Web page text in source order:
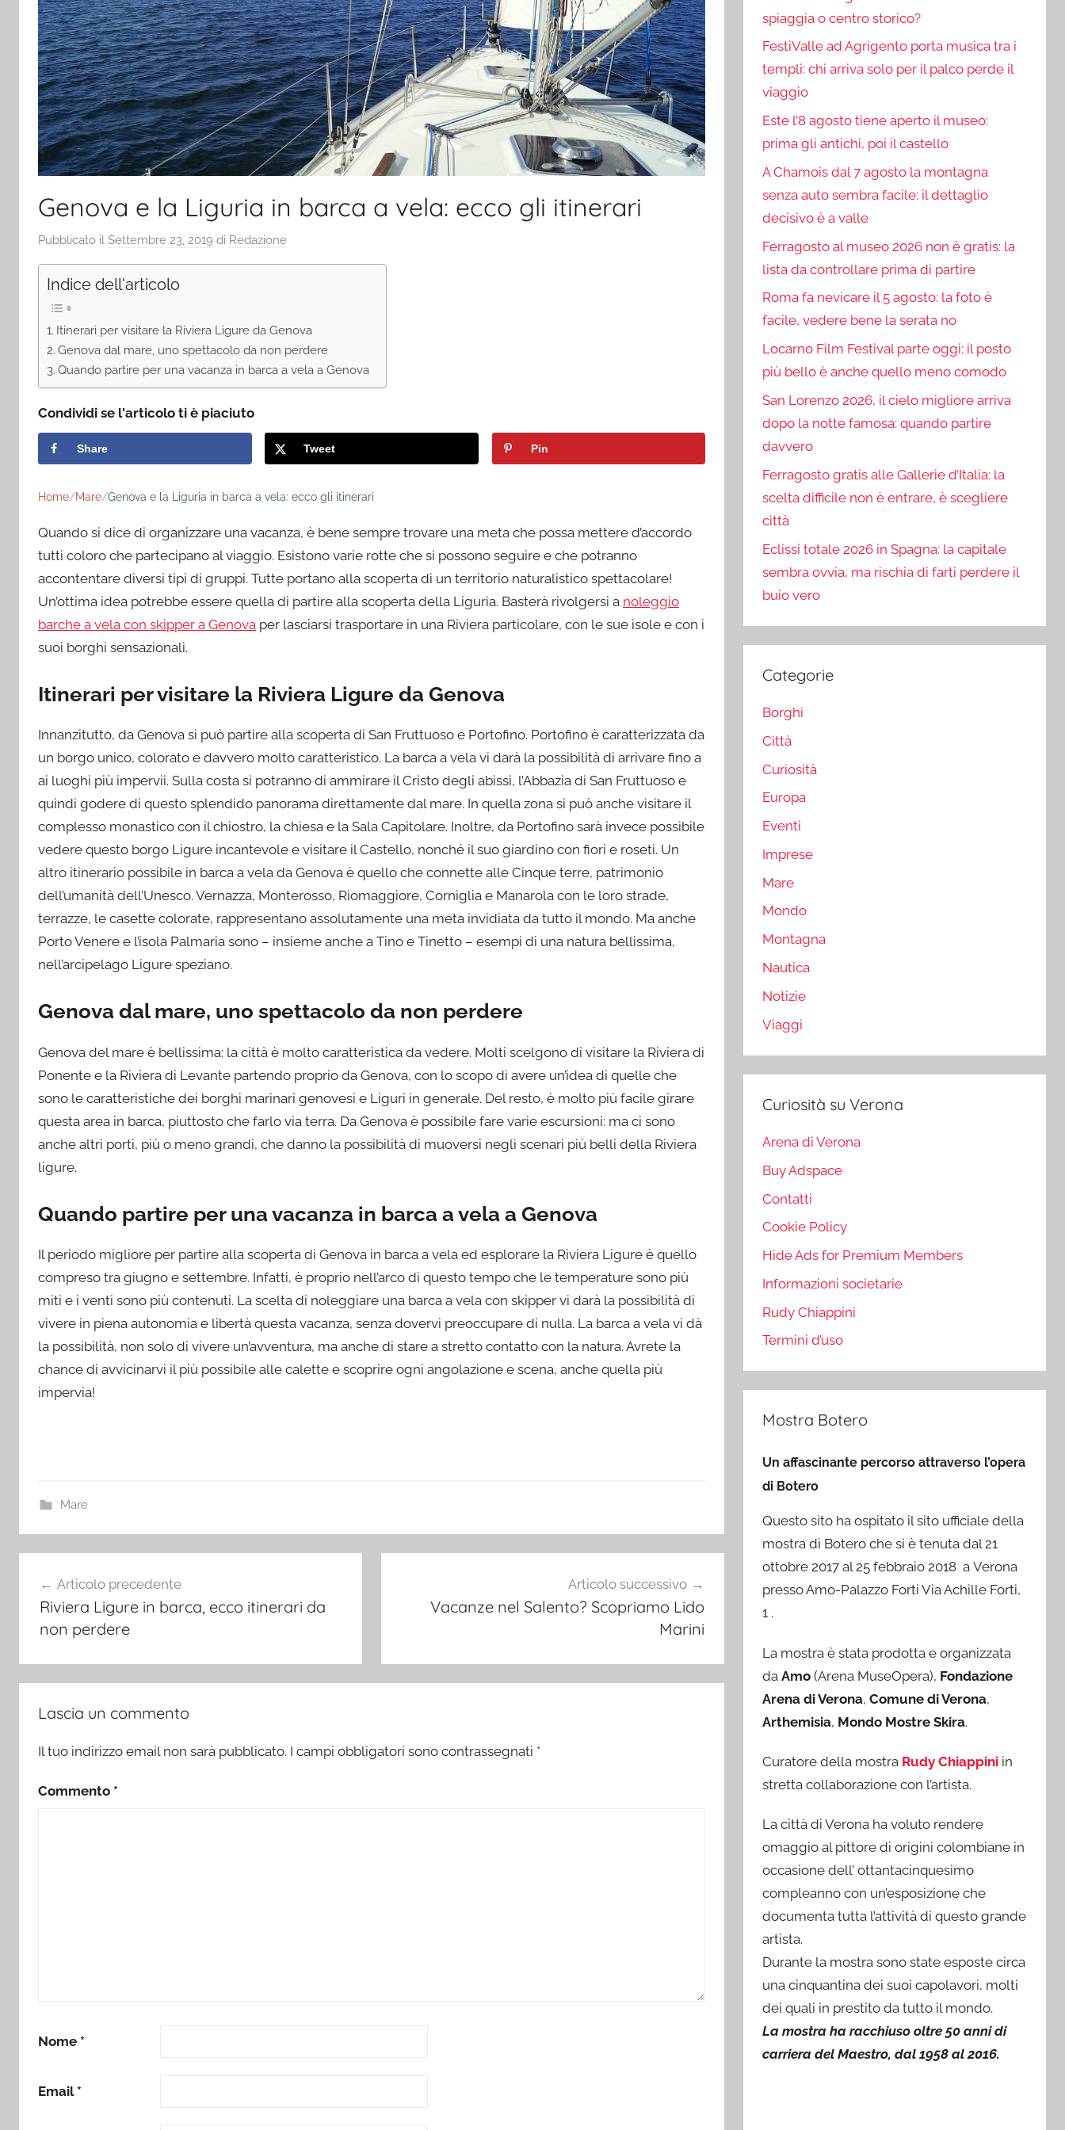
Genova e la Liguria in barca a vela: ecco gli itinerari
Pubblicato il Settembre 23, 2019 di Redazione
Indice dell'articolo
Itinerari per visitare la Riviera Ligure da Genova
Genova dal mare, uno spettacolo da non perdere
Quando partire per una vacanza in barca a vela a Genova
Condividi se l'articolo ti è piaciuto
Share Tweet Pin
Home Mare Genova e la Liguria in barca a vela: ecco gli itinerari
Quando si dice di organizzare una vacanza, è bene sempre trovare una meta che possa mettere d’accordo
tutti coloro che partecipano al viaggio. Esistono varie rotte che si possono seguire e che potranno
accontentare diversi tipi di gruppi. Tutte portano alla scoperta di un territorio naturalistico spettacolare!
Un’ottima idea potrebbe essere quella di partire alla scoperta della Liguria. Basterà rivolgersi a noleggio
barche a vela con skipper a Genova per lasciarsi trasportare in una Riviera particolare, con le sue isole e con i
suoi borghi sensazionali.
Itinerari per visitare la Riviera Ligure da Genova
Innanzitutto, da Genova si può partire alla scoperta di San Fruttuoso e Portofino. Portofino è caratterizzata da
un borgo unico, colorato e davvero molto caratteristico. La barca a vela vi darà la possibilità di arrivare fino a
ai luoghi più impervii. Sulla costa si potranno di ammirare il Cristo degli abissi, l’Abbazia di San Fruttuoso e
quindi godere di questo splendido panorama direttamente dal mare. In quella zona si può anche visitare il
complesso monastico con il chiostro, la chiesa e la Sala Capitolare. Inoltre, da Portofino sarà invece possibile
vedere questo borgo Ligure incantevole e visitare il Castello, nonché il suo giardino con fiori e roseti. Un
altro itinerario possibile in barca a vela da Genova è quello che connette alle Cinque terre, patrimonio
dell’umanità dell’Unesco. Vernazza, Monterosso, Riomaggiore, Corniglia e Manarola con le loro strade,
terrazze, le casette colorate, rappresentano assolutamente una meta invidiata da tutto il mondo. Ma anche
Porto Venere e l’isola Palmaria sono – insieme anche a Tino e Tinetto – esempi di una natura bellissima,
nell’arcipelago Ligure speziano.
Genova dal mare, uno spettacolo da non perdere
Genova del mare è bellissima: la città è molto caratteristica da vedere. Molti scelgono di visitare la Riviera di
Ponente e la Riviera di Levante partendo proprio da Genova, con lo scopo di avere un’idea di quelle che
sono le caratteristiche dei borghi marinari genovesi e Liguri in generale. Del resto, è molto più facile girare
questa area in barca, piuttosto che farlo via terra. Da Genova è possibile fare varie escursioni: ma ci sono
anche altri porti, più o meno grandi, che danno la possibilità di muoversi negli scenari più belli della Riviera
ligure.
Quando partire per una vacanza in barca a vela a Genova
Il periodo migliore per partire alla scoperta di Genova in barca a vela ed esplorare la Riviera Ligure è quello
compreso tra giugno e settembre. Infatti, è proprio nell’arco di questo tempo che le temperature sono più
miti e i venti sono più contenuti. La scelta di noleggiare una barca a vela con skipper vi darà la possibilità di
vivere in piena autonomia e libertà questa vacanza, senza dovervi preoccupare di nulla. La barca a vela vi dà
la possibilità, non solo di vivere un’avventura, ma anche di stare a stretto contatto con la natura. Avrete la
chance di avvicinarvi il più possibile alle calette e scoprire ogni angolazione e scena, anche quella più
impervia!
Mare
articoli
Articolo precedente
Riviera Ligure in barca, ecco itinerari da
non perdere
Articolo successivo
Vacanze nel Salento? Scopriamo Lido
Marini
Lascia un commento
Il tuo indirizzo email non sarà pubblicato. I campi obbligatori sono contrassegnati *
Commento *
Nome *
Email *
spiaggia o centro storico?
FestiValle ad Agrigento porta musica tra i
templi: chi arriva solo per il palco perde il
viaggio
Este l’8 agosto tiene aperto il museo:
prima gli antichi, poi il castello
A Chamois dal 7 agosto la montagna
senza auto sembra facile: il dettaglio
decisivo è a valle
Ferragosto al museo 2026 non è gratis: la
lista da controllare prima di partire
Roma fa nevicare il 5 agosto: la foto è
facile, vedere bene la serata no
Locarno Film Festival parte oggi: il posto
più bello è anche quello meno comodo
San Lorenzo 2026, il cielo migliore arriva
dopo la notte famosa: quando partire
davvero
Ferragosto gratis alle Gallerie d’Italia: la
scelta difficile non è entrare, è scegliere
città
Eclissi totale 2026 in Spagna: la capitale
sembra ovvia, ma rischia di farti perdere il
buio vero
Categorie
Borghi
Città
Curiosità
Europa
Eventi
Imprese
Mare
Mondo
Montagna
Nautica
Notizie
Viaggi
Curiosità su Verona
Arena di Verona
Buy Adspace
Contatti
Cookie Policy
Hide Ads for Premium Members
Informazioni societarie
Rudy Chiappini
Termini d’uso
Mostra Botero
Un affascinante percorso attraverso l’opera
di Botero
Questo sito ha ospitato il sito ufficiale della
mostra di Botero che si è tenuta dal 21
ottobre 2017 al 25 febbraio 2018 a Verona
presso Amo-Palazzo Forti Via Achille Forti,
1 .
La mostra è stata prodotta e organizzata
daAmo (Arena MuseOpera), Fondazione
Arena di Verona,Comune di Verona,
Arthemisia, Mondo Mostre Skira.
Curatore della mostra Rudy Chiappini in
stretta collaborazione con l’artista.
La città di Verona ha voluto rendere
omaggio al pittore di origini colombiane in
occasione dell’ ottantacinquesimo
compleanno con un’esposizione che
documenta tutta l’attività di questo grande
artista.
Durante la mostra sono state esposte circa
una cinquantina dei suoi capolavori, molti
dei quali in prestito da tutto il mondo.
La mostra ha racchiuso oltre 50 anni di
carriera del Maestro, dal 1958 al 2016.